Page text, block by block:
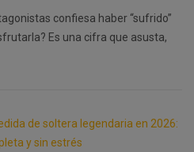
confiesa haber “sufrido”
Es una cifra que asusta,